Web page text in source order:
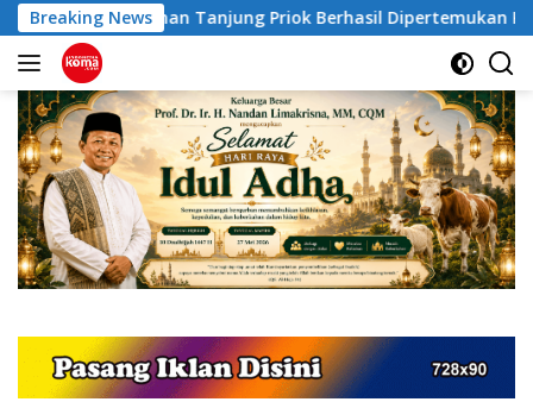
Langsung
ke
konten
Breaking News
Tanjung Priok Berhasil Dipertemukan Kembali dengan Sopir